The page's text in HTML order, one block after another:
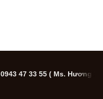
0943 47 33 55 ( Ms. Hương